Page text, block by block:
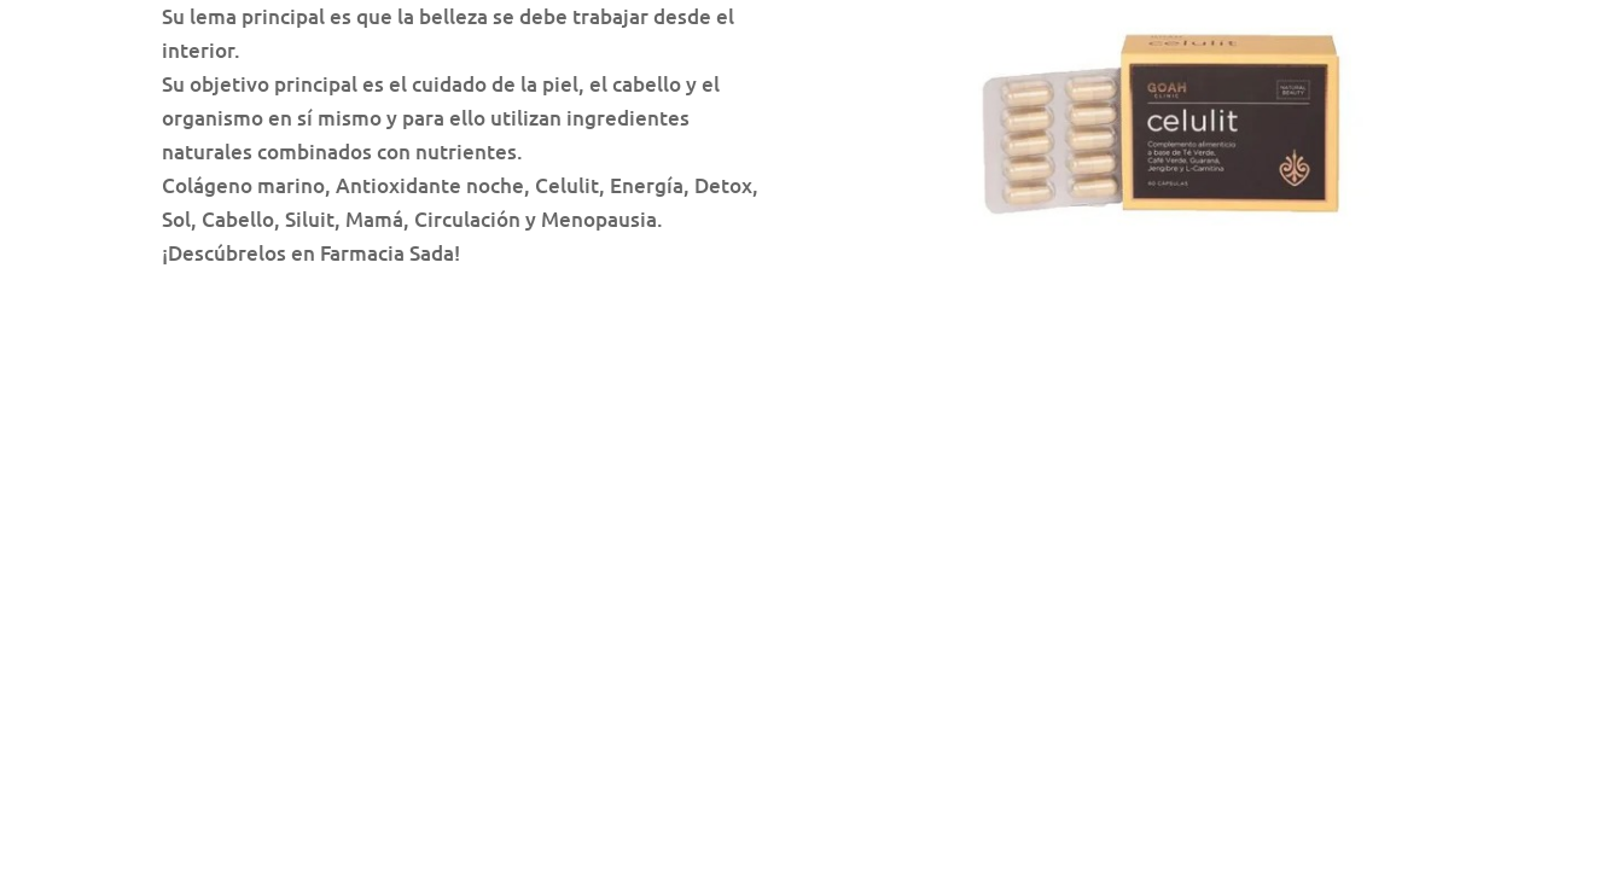
Su lema principal es que la belleza se debe trabajar desde el
interior.
Su objetivo principal es el cuidado de la piel, el cabello y el
organismo en sí mismo y para ello utilizan ingredientes
naturales combinados con nutrientes.
Colágeno marino, Antioxidante noche, Celulit, Energía, Detox,
Sol, Cabello, Siluit, Mamá, Circulación y Menopausia.
¡Descúbrelos en Farmacia Sada!